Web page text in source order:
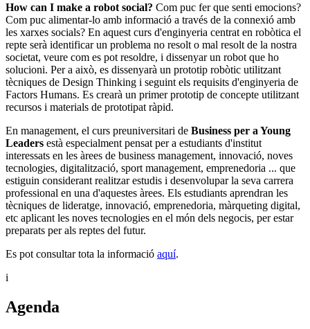
How can I make a robot social? Com puc fer que senti emocions?
Com puc alimentar-lo amb informació a través de la connexió amb
les xarxes socials? En aquest curs d'enginyeria centrat en robòtica el
repte serà identificar un problema no resolt o mal resolt de la nostra
societat, veure com es pot resoldre, i dissenyar un robot que ho
solucioni. Per a això, es dissenyarà un prototip robòtic utilitzant
tècniques de Design Thinking i seguint els requisits d'enginyeria de
Factors Humans. Es crearà un primer prototip de concepte utilitzant
recursos i materials de prototipat ràpid.
En management, el curs preuniversitari de Business per a Young
Leaders està especialment pensat per a estudiants d'institut
interessats en les àrees de business management, innovació, noves
tecnologies, digitalització, sport management, emprenedoria ... que
estiguin considerant realitzar estudis i desenvolupar la seva carrera
professional en una d'aquestes àrees. Els estudiants aprendran les
tècniques de lideratge, innovació, emprenedoria, màrqueting digital,
etc aplicant les noves tecnologies en el món dels negocis, per estar
preparats per als reptes del futur.
Es pot consultar tota la informació aquí.
i
Agenda